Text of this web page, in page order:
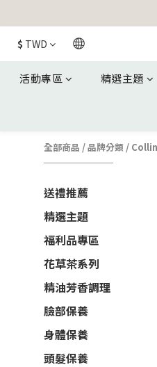
$ TWD
活動專區 精選主題
全部商品 /品牌分類 /
送禮推薦
精選主題
福利品專區
花草茶系列
精油芳香調理
臉部保養
身體保養
頭髮保養